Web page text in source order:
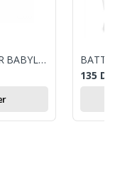
FER À BOUCLER BABYLISS
135 DT